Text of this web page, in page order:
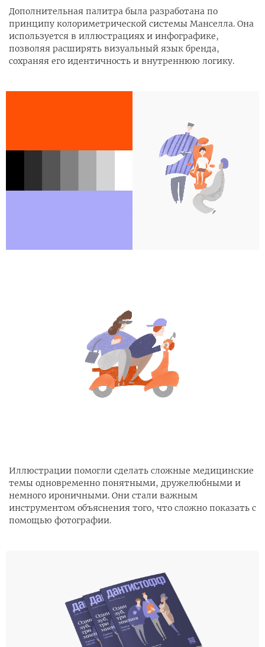
Дополнительная палитра была разработана по
принципу колориметрической системы Манселла. Она
используется в иллюстрациях и инфографике,
позволяя расширять визуальный язык бренда,
сохраняя его идентичность и внутреннюю логику.
Иллюстрации помогли сделать сложные медицинские
темы одновременно понятными, дружелюбными и
немного ироничными. Они стали важным
инструментом объяснения того, что сложно показать с
помощью фотографии.